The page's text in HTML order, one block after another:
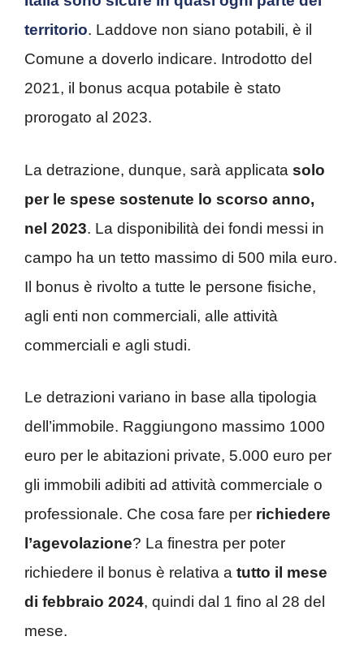
territorio. Laddove non siano potabili, è il
Comune a doverlo indicare. Introdotto del
2021, il bonus acqua potabile è stato
prorogato al 2023.
La detrazione, dunque, sarà applicata solo
per le spese sostenute lo scorso anno,
nel 2023. La disponibilità dei fondi messi in
campo ha un tetto massimo di 500 mila euro.
Il bonus è rivolto a tutte le persone fisiche,
agli enti non commerciali, alle attività
commerciali e agli studi.
Le detrazioni variano in base alla tipologia
dell’immobile. Raggiungono massimo 1000
euro per le abitazioni private, 5.000 euro per
gli immobili adibiti ad attività commerciale o
professionale. Che cosa fare per richiedere
l’agevolazione? La finestra per poter
richiedere il bonus è relativa a tutto il mese
di febbraio 2024, quindi dal 1 fino al 28 del
mese.